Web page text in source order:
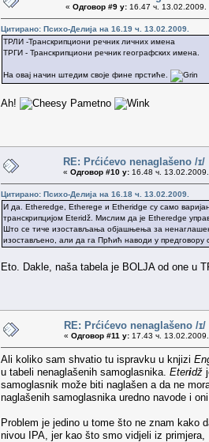
« Одговор #9 у: 16.47 ч. 13.02.2009.
Цитирано: Психо-Делија на 16.19 ч. 13.02.2009.
ТРЛИ -Транскрипциони речник личних имена
ТРГИ - Транскрипциони речник географских имена.
На овај начин штедим своје фине прстиће.
Ah! Pametno
RE: Prćićevo nenaglašeno /ɪ/
« Одговор #10 у: 16.48 ч.
Цитирано: Психо-Делија на 16.18 ч. 13.02.2009.
И да. Etheredge, Etherege и Etheridge су само
транскрипцијом Eteridž. Мислим да је Etheredge
Што се тиче изостављања објашњења за
изостављено, али да га Прћић наводи у предговору
Eto. Dakle, naša tabela je BOLJA od one u
RE: Prćićevo nenaglašeno /ɪ/
« Одговор #11 у: 17.43 ч.
Ali koliko sam shvatio tu ispravku u knjizi
u tabeli nenaglašenih samoglasnika. Eteridž
samoglasnik može biti naglašen a da ne
naglašenih samoglasnika uredno navode i
Problem je jedino u tome što ne znam kako
nivou IPA, jer kao što smo vidjeli iz